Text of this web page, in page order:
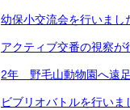
幼保小交流会を行いまし
アクティブ交番の視察が
2年 野毛山動物園へ遠
ビブリオバトルを行いま